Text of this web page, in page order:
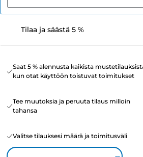
Tilaa ja säästä 5 %
Saat 5 % alennusta kaikista
kun otat käyttöön toistuvat toimitukset
Tee muutoksia ja peruuta tilaus milloin
tahansa
Valitse tilauksesi määrä ja toimitusväli